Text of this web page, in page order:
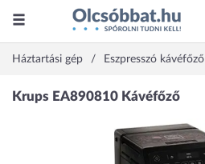
Háztartási gép Eszpresszó kávéfőző